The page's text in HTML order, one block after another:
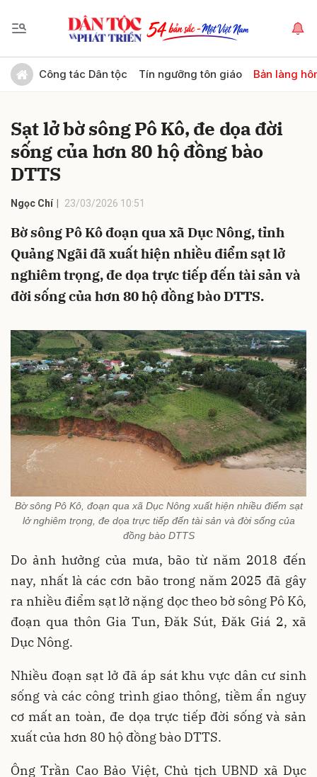
Công tác Dân tộc Tín ngưỡng tôn giáo Bản làng
Sạt lở bờ sông Pô Kô, đe dọa đời
sống của hơn 80 hộ đồng bào
DTTS
Ngọc Chí 23/03/2026 10:51
Bờ sông Pô Kô đoạn qua xã Dục Nông, tỉnh
Quảng Ngãi đã xuất hiện nhiều điểm sạt lở
nghiêm trọng, đe dọa trực tiếp đến tài sản và
đời sống của hơn 80 hộ đồng bào DTTS.
Bờ sông Pô Kô, đoạn qua xã Dục Nông xuất hiện nhiều điểm sạt
lở nghiêm trọng, đe dọa trực tiếp đến tài sản và đời sống của
đồng bào DTTS
Do ảnh hưởng của mưa, bão từ năm 2018 đến
nay, nhất là các cơn bão trong năm 2025 đã gây
ra nhiều điểm sạt lở nặng dọc theo bờ sông Pô Kô,
đoạn qua thôn Gia Tun, Đăk Sút, Đăk Giá 2, xã
Dục Nông.
Nhiều đoạn sạt lở đã áp sát khu vực dân cư sinh
sống và các công trình giao thông, tiềm ẩn nguy
cơ mất an toàn, đe dọa trực tiếp đời sống và sản
xuất của hơn 80 hộ đồng bào DTTS.
Ông Trần Cao Bảo Việt, Chủ tịch UBND xã Dục
Gửi bình luận